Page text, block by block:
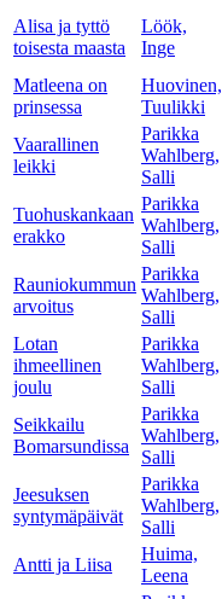
Alisa ja tyttö
toisesta maasta
Löök,
Inge
Matleena on
prinsessa
Huovinen,
Tuulikki
Vaarallinen
leikki
Parikka
Wahlberg,
Salli
Tuohuskankaan
erakko
Parikka
Wahlberg,
Salli
Rauniokummun
arvoitus
Parikka
Wahlberg,
Salli
Lotan
ihmeellinen
joulu
Parikka
Wahlberg,
Salli
Seikkailu
Bomarsundissa
Parikka
Wahlberg,
Salli
Jeesuksen
syntymäpäivät
Parikka
Wahlberg,
Salli
Antti ja Liisa
Huima,
Leena